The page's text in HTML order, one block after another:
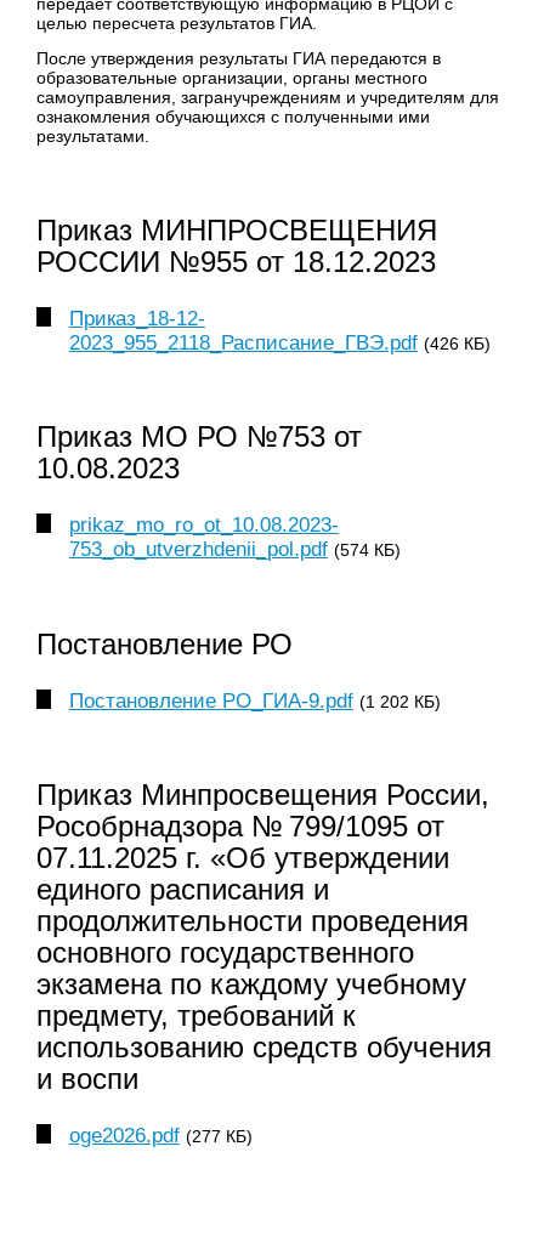
целью пересчета результатов ГИА.
После утверждения результаты ГИА передаются в
образовательные организации, органы местного
самоуправления, загранучреждениям и учредителям для
ознакомления обучающихся с полученными ими
результатами.
Приказ МИНПРОСВЕЩЕНИЯ
РОССИИ №955 от 18.12.2023
Приказ_18-12-
2023_955_2118_Расписание_ГВЭ.pdf (426 КБ)
Приказ МО РО №753 от
10.08.2023
prikaz_mo_ro_ot_10.08.2023-
753_ob_utverzhdenii_pol.pdf (574 КБ)
Постановление РО
Постановление РО_ГИА-9.pdf (1 202 КБ)
Приказ Минпросвещения России,
Рособрнадзора № 799/1095 от
07.11.2025 г. «Об утверждении
единого расписания и
продолжительности проведения
основного государственного
экзамена по каждому учебному
предмету, требований к
использованию средств обучения
и воспи
oge2026.pdf (277 КБ)